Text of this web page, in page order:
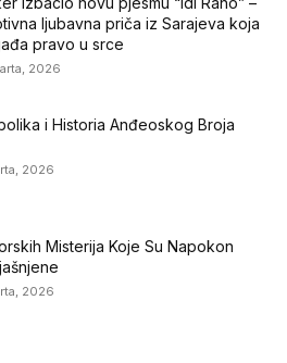
ljubavna priča iz Sarajeva koja
pravo u srce
2026
i Historia Anđeoskog Broja
2026
Misterija Koje Su Napokon
2026